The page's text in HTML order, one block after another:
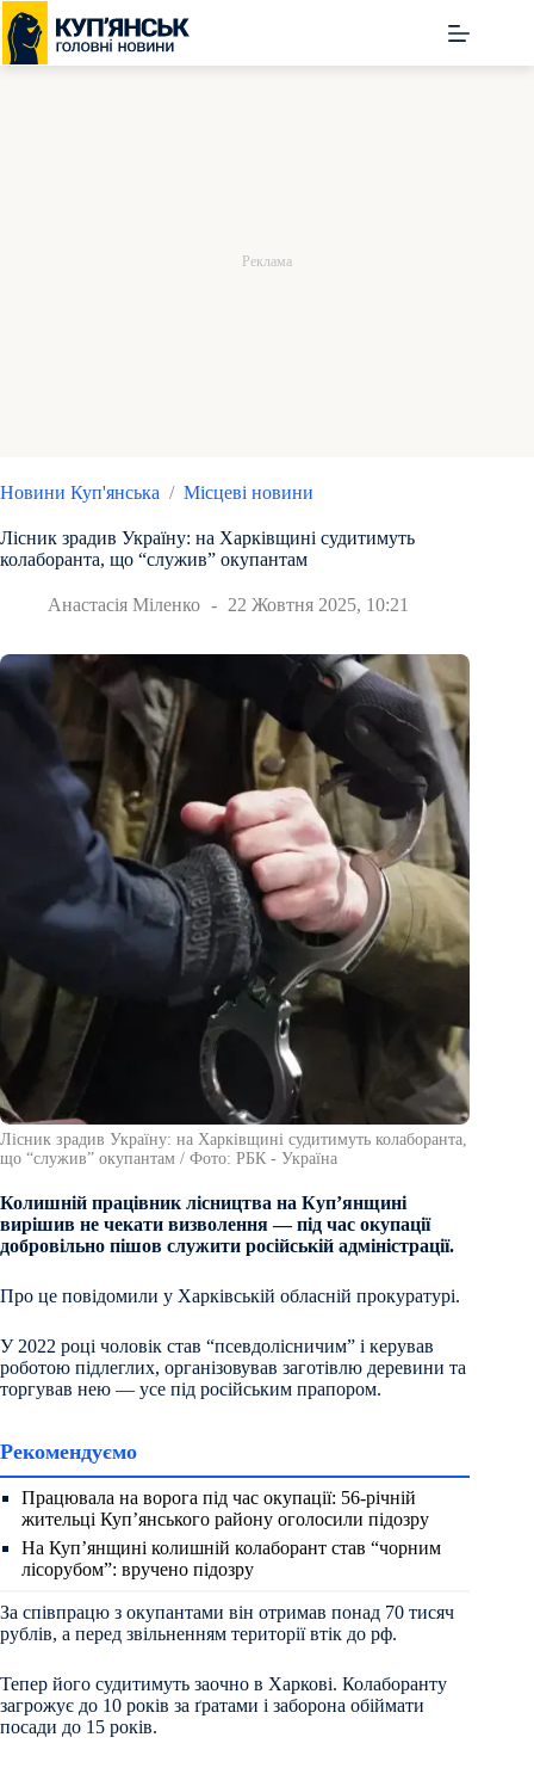
Перейти
до
вмісту
Новини Куп'янська / Місцеві новини
Лісник зрадив Україну: на Харківщині судитимуть
колаборанта, що “служив” окупантам
Анастасія Міленко 22 Жовтня 2025, 10:21
Лісник зрадив Україну: на Харківщині судитимуть колаборанта,
що “служив” окупантам / Фото: РБК - Україна
Колишній працівник лісництва на Куп’янщині
вирішив не чекати визволення — під час окупації
добровільно пішов служити російській адміністрації.
Про це повідомили у Харківській обласній прокуратурі.
У 2022 році чоловік став “псевдолісничим” і керував
роботою підлеглих, організовував заготівлю деревини та
торгував нею — усе під російським прапором.
Рекомендуємо
Працювала на ворога під час окупації: 56-річній
жительці Куп’янського району оголосили підозру
На Куп’янщині колишній колаборант став “чорним
лісорубом”: вручено підозру
За співпрацю з окупантами він отримав понад 70 тисяч
рублів, а перед звільненням території втік до рф.
Тепер його судитимуть заочно в Харкові. Колаборанту
загрожує до 10 років за ґратами і заборона обіймати
посади до 15 років.